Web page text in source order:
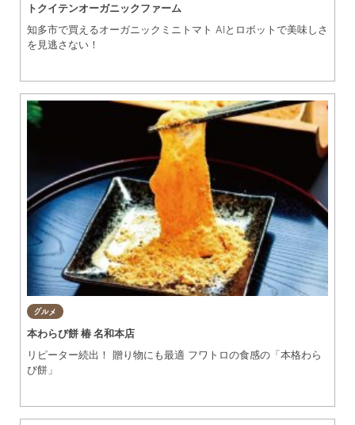
トクイテンオーガニックファーム
知多市で買えるオーガニックミニトマト AIとロボットで美味しさ
を見逃さない！
グルメ
本わらび餅 椿 名和本店
リピーター続出！ 贈り物にも最適 フワトロの食感の「本格わら
び餅」